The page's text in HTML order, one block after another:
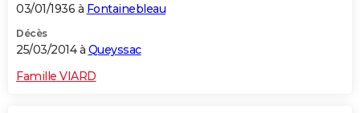
03/01/1936 à Fontainebleau
Décès
25/03/2014 à Queyssac
Famille VIARD